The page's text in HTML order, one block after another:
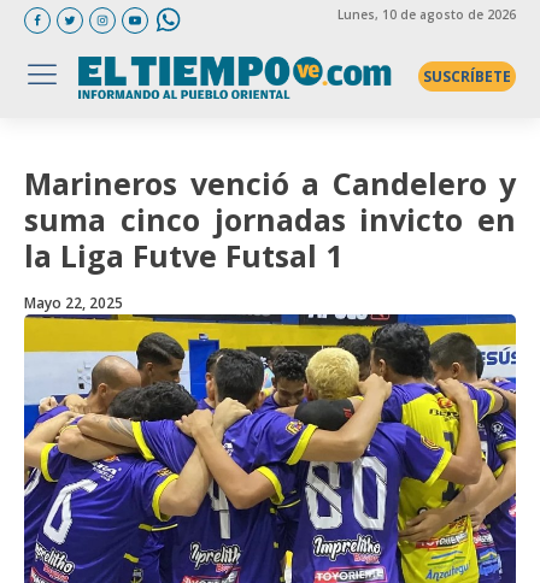
Lunes, 10 de agosto de 2026
SUSCRÍBETE
Marineros venció a Candelero y
suma cinco jornadas invicto en
la Liga Futve Futsal 1
Mayo 22, 2025